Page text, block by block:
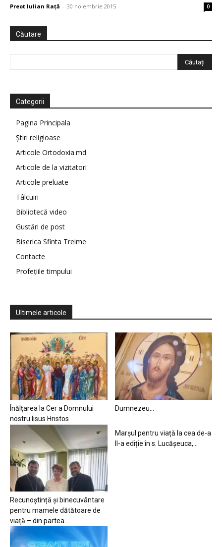
Preot Iulian Raţă - 30 noiembrie 2015 0
Căutare
Categorii
Pagina Principala
Știri religioase
Articole Ortodoxia.md
Articole de la vizitatori
Articole preluate
Tâlcuiri
Bibliotecă video
Gustări de post
Biserica Sfinta Treime
Contacte
Profețiile timpului
Ultimele articole
Înălțarea la Cer a Domnului
nostru Iisus Hristos
Dumnezeu…
Recunoștință și binecuvântare
pentru mamele dătătoare de
viață – din partea...
Marșul pentru viață la cea de-a
II-a ediție în s. Lucășeuca,...